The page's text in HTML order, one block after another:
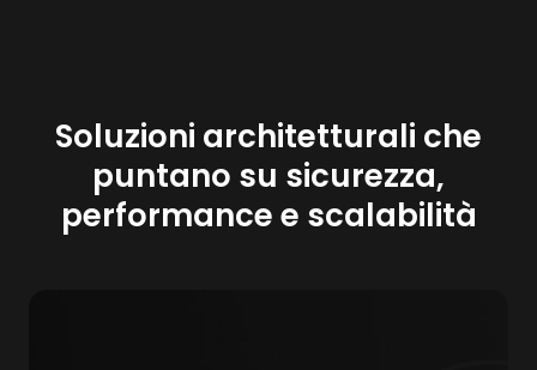
Soluzioni architetturali che
puntano su sicurezza,
performance e scalabilità